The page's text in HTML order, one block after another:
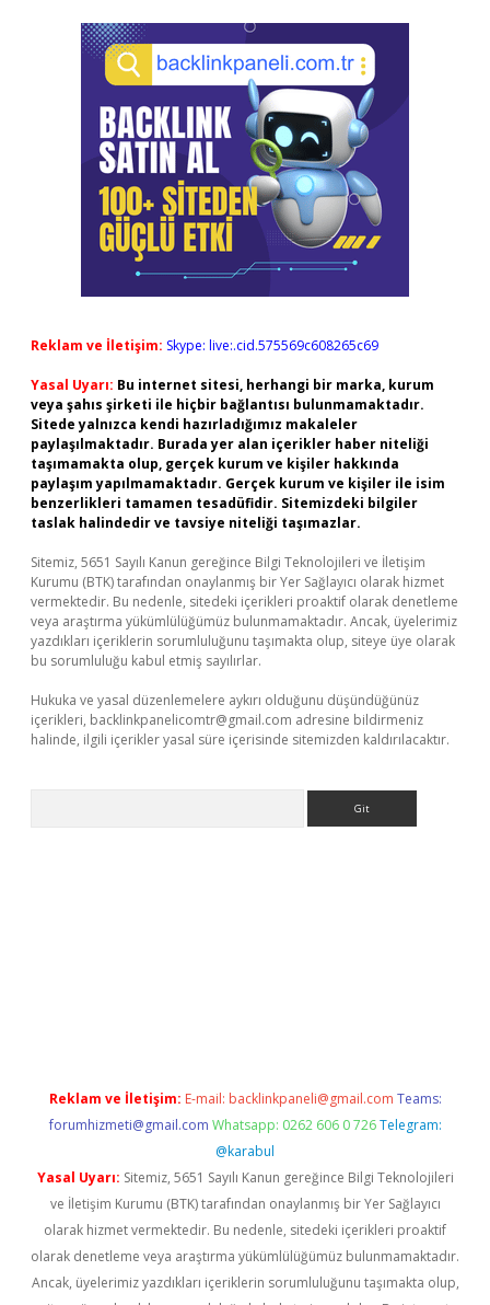
Reklam ve İletişim: Skype: live:.cid.575569c608265c69
Yasal Uyarı: Bu internet sitesi, herhangi bir marka, kurum
veya şahıs şirketi ile hiçbir bağlantısı bulunmamaktadır.
Sitede yalnızca kendi hazırladığımız makaleler
paylaşılmaktadır. Burada yer alan içerikler haber niteliği
taşımamakta olup, gerçek kurum ve kişiler hakkında
paylaşım yapılmamaktadır. Gerçek kurum ve kişiler ile isim
benzerlikleri tamamen tesadüfidir. Sitemizdeki bilgiler
taslak halindedir ve tavsiye niteliği taşımazlar.
Sitemiz, 5651 Sayılı Kanun gereğince Bilgi Teknolojileri ve İletişim
Kurumu (BTK) tarafından onaylanmış bir Yer Sağlayıcı olarak hizmet
vermektedir. Bu nedenle, sitedeki içerikleri proaktif olarak denetleme
veya araştırma yükümlülüğümüz bulunmamaktadır. Ancak, üyelerimiz
yazdıkları içeriklerin sorumluluğunu taşımakta olup, siteye üye olarak
bu sorumluluğu kabul etmiş sayılırlar.
Hukuka ve yasal düzenlemelere aykırı olduğunu düşündüğünüz
içerikleri, backlinkpanelicomtr@gmail.com adresine bildirmeniz
halinde, ilgili içerikler yasal süre içerisinde sitemizden kaldırılacaktır.
Reklam ve İletişim: E-mail: backlinkpaneli@gmail.com Teams:
forumhizmeti@gmail.com Whatsapp: 0262 606 0 726 Telegram:
@karabul
Yasal Uyarı: Sitemiz, 5651 Sayılı Kanun gereğince Bilgi Teknolojileri
ve İletişim Kurumu (BTK) tarafından onaylanmış bir Yer Sağlayıcı
olarak hizmet vermektedir. Bu nedenle, sitedeki içerikleri proaktif
olarak denetleme veya araştırma yükümlülüğümüz bulunmamaktadır.
Ancak, üyelerimiz yazdıkları içeriklerin sorumluluğunu taşımakta olup,